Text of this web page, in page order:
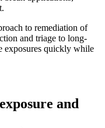
to remediation of
and triage to long-
exposures quickly while
and